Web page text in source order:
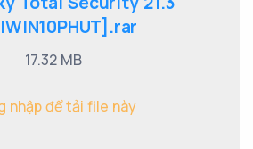
17.32 MB
nhập để tải file này